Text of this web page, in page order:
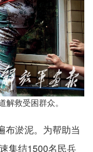
救受困群众。
布淤泥。为帮助当
集结1500名民兵